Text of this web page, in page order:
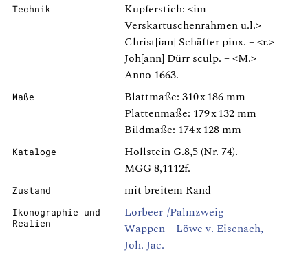
Technik
Kupferstich: <im
Verskartuschenrahmen u.l.>
Christ[ian] Schäffer pinx. – <r.>
Joh[ann] Dürr sculp. – <M.>
Anno 1663.
Maße
Blattmaße: 310 x 186 mm
Plattenmaße: 179 x 132 mm
Bildmaße: 174 x 128 mm
Kataloge
Hollstein G.8,5 (Nr. 74).
MGG 8,1112f.
Zustand mit breitem Rand
Ikonographie und
Realien
Lorbeer-/Palmzweig
Wappen – Löwe v. Eisenach,
Joh. Jac.